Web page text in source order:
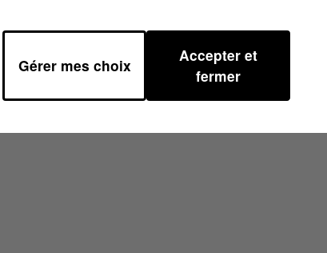
À 12H00
Gérer mes choix
Accepter et
fermer